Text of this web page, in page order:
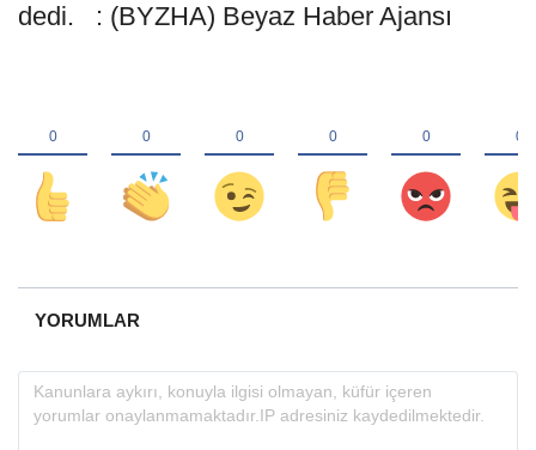
dedi. : (BYZHA) Beyaz Haber Ajansı
YORUMLAR